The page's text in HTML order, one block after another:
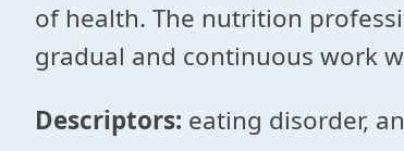
of health. The nutrition
gradual and continuous work
Descriptors: eating disorder,